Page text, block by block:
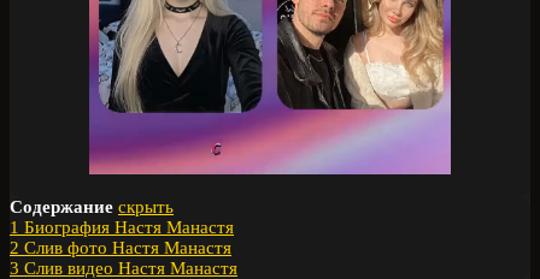
Содержание скрыть
1 Биография Настя Манастя
2 Слив фото Настя Манастя
3 Слив видео Настя Манастя